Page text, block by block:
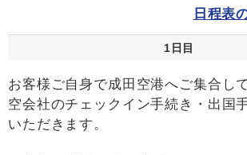
日程表
1日目
お客様ご自身で成田空港へご集合し
空会社のチェックイン手続き・出国
いただきます。